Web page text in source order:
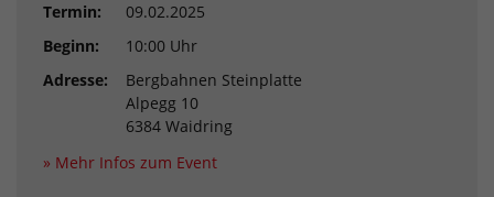
Termin:
09.02.2025
Beginn:
10:00 Uhr
Adresse:
Bergbahnen Steinplatte
Alpegg 10
6384 Waidring
» Mehr Infos zum Event